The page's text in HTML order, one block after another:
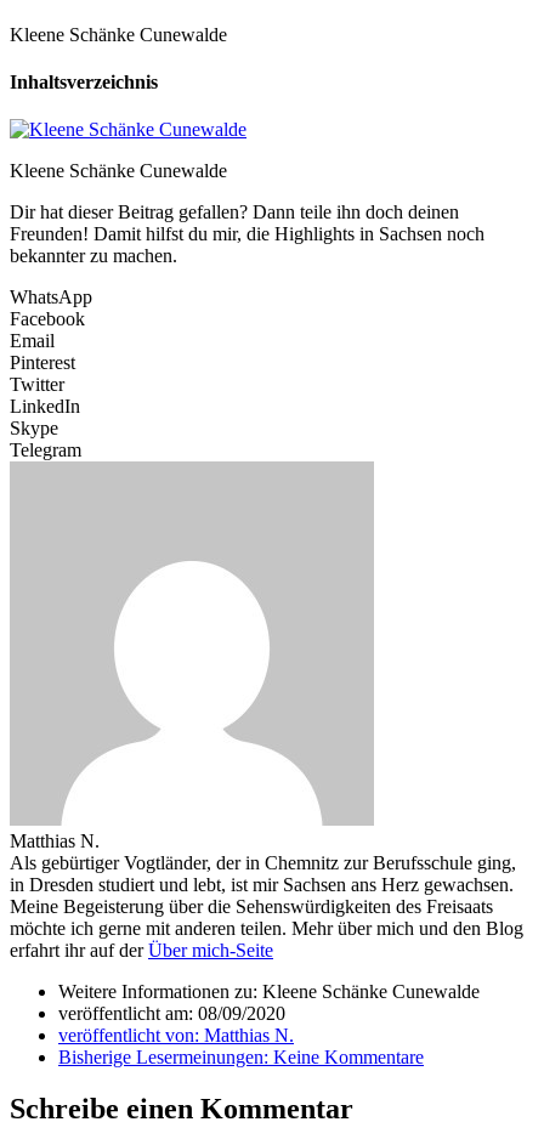
Kleene Schänke Cunewalde
Inhaltsverzeichnis
Kleene Schänke Cunewalde
Dir hat dieser Beitrag gefallen? Dann teile ihn doch deinen
Freunden! Damit hilfst du mir, die Highlights in Sachsen noch
bekannter zu machen.
WhatsApp
Facebook
Email
Pinterest
Twitter
LinkedIn
Skype
Telegram
Matthias N.
Als gebürtiger Vogtländer, der in Chemnitz zur Berufsschule ging,
in Dresden studiert und lebt, ist mir Sachsen ans Herz gewachsen.
Meine Begeisterung über die Sehenswürdigkeiten des Freisaats
möchte ich gerne mit anderen teilen. Mehr über mich und den Blog
erfahrt ihr auf derÜber mich-Seite
Weitere Informationen zu: Kleene Schänke Cunewalde
veröffentlicht am: 08/09/2020
veröffentlicht von: Matthias N.
Bisherige Lesermeinungen: Keine Kommentare
Schreibe einen Kommentar